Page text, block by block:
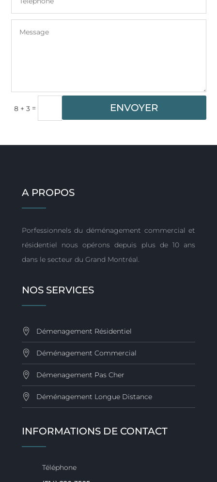
8 + 3= ENVOYER
A PROPOS
Porfessionnels du déménagement commercial et
résidentiel nous opérons depuis plus de 10 ans
dans le secteur du Grand Montréal.
NOS SERVICES
Démenagement Résidentiel
Déménagement Commercial
Démenagement Pas Cher
Déménagement Longue Distance
INFORMATIONS DE CONTACT
Téléphone